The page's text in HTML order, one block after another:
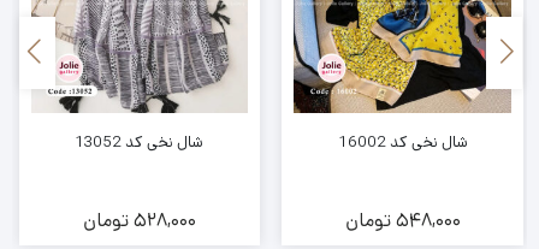
شال نخی کد 16002
548,000تومان
شال نخی کد 13052
528,000تومان